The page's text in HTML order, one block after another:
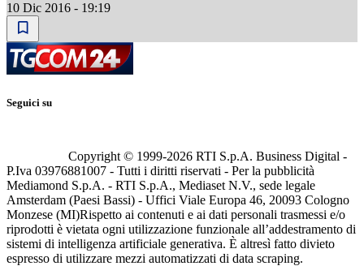
10 Dic 2016 - 19:19
Seguici su
Copyright © 1999-2026 RTI S.p.A. Business Digital -
P.Iva 03976881007 - Tutti i diritti riservati - Per la pubblicità
Mediamond S.p.A. - RTI S.p.A., Mediaset N.V., sede legale
Amsterdam (Paesi Bassi) - Uffici Viale Europa 46, 20093 Cologno
Monzese (MI)Rispetto ai contenuti e ai dati personali trasmessi e/o
riprodotti è vietata ogni utilizzazione funzionale all’addestramento di
sistemi di intelligenza artificiale generativa. È altresì fatto divieto
espresso di utilizzare mezzi automatizzati di data scraping.